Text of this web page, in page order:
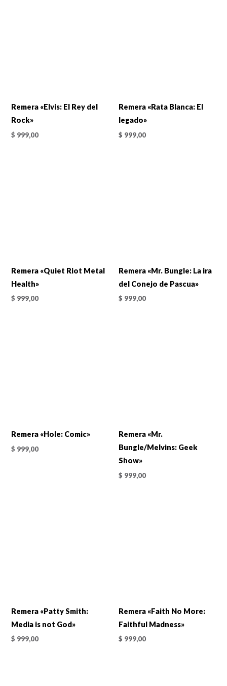
Remera «Elvis: El Rey del
Rock»
$ 999,00
Remera «Rata Blanca: El
legado»
$ 999,00
Remera «Quiet Riot Metal
Health»
$ 999,00
Remera «Mr. Bungle: La ira
del Conejo de Pascua»
$ 999,00
Remera «Hole: Comic»
$ 999,00
Remera «Mr.
Bungle/Melvins: Geek
Show»
$ 999,00
Remera «Patty Smith:
Media is not God»
$ 999,00
Remera «Faith No More:
Faithful Madness»
$ 999,00